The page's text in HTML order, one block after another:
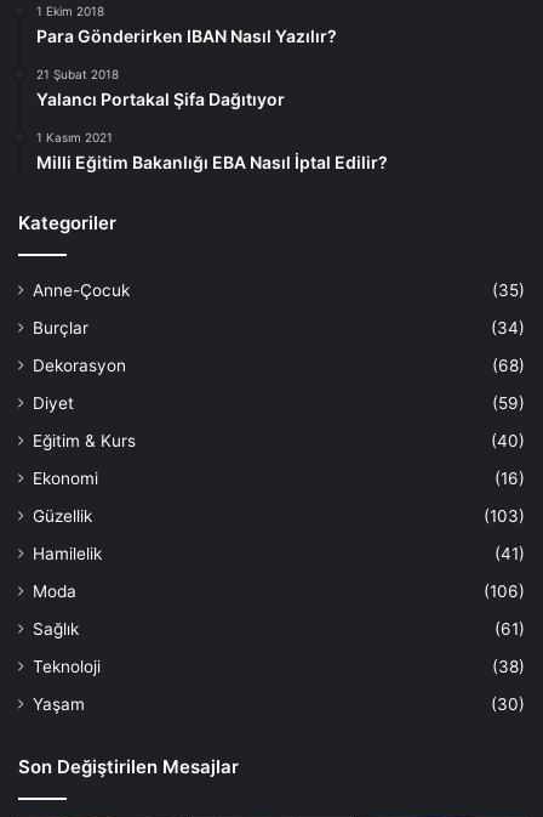
1 Ekim 2018
Para Gönderirken IBAN Nasıl Yazılır?
21 Şubat 2018
Yalancı Portakal Şifa Dağıtıyor
1 Kasım 2021
Milli Eğitim Bakanlığı EBA Nasıl İptal Edilir?
Kategoriler
Anne-Çocuk
(35)
Burçlar
(34)
Dekorasyon
(68)
Diyet
(59)
Eğitim & Kurs
(40)
Ekonomi
(16)
Güzellik
(103)
Hamilelik
(41)
Moda
(106)
Sağlık
(61)
Teknoloji
(38)
Yaşam
(30)
Son Değiştirilen Mesajlar